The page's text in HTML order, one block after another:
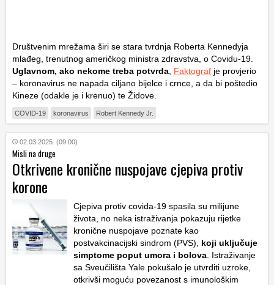
Društvenim mrežama širi se stara tvrdnja Roberta Kennedyja
mlađeg, trenutnog američkog ministra zdravstva, o Covidu-19.
Uglavnom, ako nekome treba potvrda Faktograf je provjerio
– koronavirus ne napada ciljano bijelce i crnce, a da bi poštedio
Kineze (odakle je i krenuo) te Židove.
COVID-19 koronavirus Robert Kennedy Jr.
02.03.2025. (09:00)
Misli na druge
Otkrivene kronične nuspojave cjepiva protiv
korone
Cjepiva protiv covida-19 spasila su milijune
života, no neka istraživanja pokazuju rijetke
kronične nuspojave poznate kao
postvakcinacijski sindrom (PVS),
koji uključuje
simptome poput umora i bolova . Istraživanje
sa Sveučilišta Yale pokušalo je utvrditi uzroke,
otkrivši moguću povezanost s imunološkim